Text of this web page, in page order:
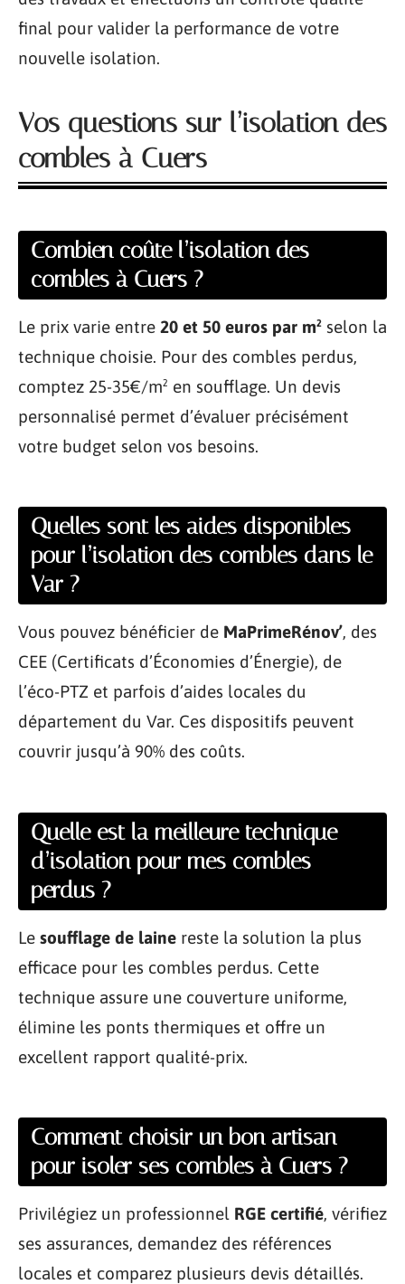
final pour valider la performance de votre
nouvelle isolation.
Vos questions sur l’isolation des
combles à Cuers
Combien coûte l’isolation des
combles à Cuers ?
Le prix varie entre 20 et 50 euros par m² selon la
technique choisie. Pour des combles perdus,
comptez 25-35€/m² en soufflage. Un devis
personnalisé permet d’évaluer précisément
votre budget selon vos besoins.
Quelles sont les aides disponibles
pour l’isolation des combles dans le
Var ?
Vous pouvez bénéficier de MaPrimeRénov’, des
CEE (Certificats d’Économies d’Énergie), de
l’éco-PTZ et parfois d’aides locales du
département du Var. Ces dispositifs peuvent
couvrir jusqu’à 90% des coûts.
Quelle est la meilleure technique
d’isolation pour mes combles
perdus ?
Le soufflage de laine reste la solution la plus
efficace pour les combles perdus. Cette
technique assure une couverture uniforme,
élimine les ponts thermiques et offre un
excellent rapport qualité-prix.
Comment choisir un bon artisan
pour isoler ses combles à Cuers ?
Privilégiez un professionnel RGE certifié, vérifiez
ses assurances, demandez des références
locales et comparez plusieurs devis détaillés.